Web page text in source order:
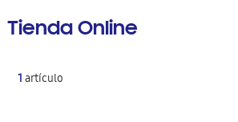
Tienda Online
1artículo